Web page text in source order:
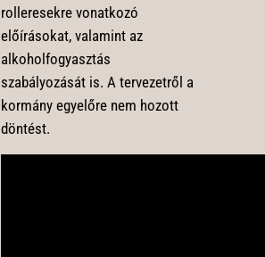
rolleresekre vonatkozó
előírásokat, valamint az
alkoholfogyasztás
szabályozását is. A tervezetről a
kormány egyelőre nem hozott
döntést.